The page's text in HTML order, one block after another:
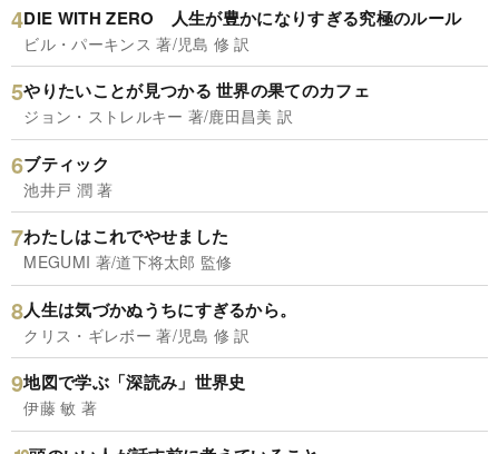
DIE WITH ZERO 人生が豊かになりすぎる究極のルール
ビル・パーキンス 著/児島 修 訳
やりたいことが見つかる 世界の果てのカフェ
ジョン・ストレルキー 著/鹿田昌美 訳
ブティック
池井戸 潤 著
わたしはこれでやせました
MEGUMI 著/道下将太郎 監修
人生は気づかぬうちにすぎるから。
クリス・ギレボー 著/児島 修 訳
地図で学ぶ「深読み」世界史
伊藤 敏 著